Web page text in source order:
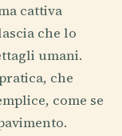
cattiva
che lo
umani.
che
come se